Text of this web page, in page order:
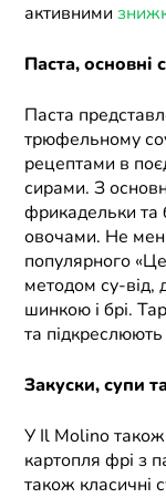
активними
Паста, основні
Паста
трюфельному
рецептами в
сирами. З
фрикадельки та
овочами. Не менш
популярного
методом су-від,
шинкою і брі.
та підкреслюють
Закуски, супи
У Il Molino також
картопля фрі з
також класичні